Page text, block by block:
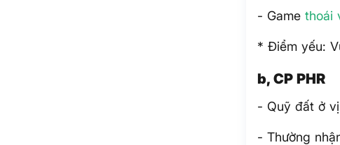
- Gamethoái
* Điểm yếu:
b, CP PHR
- Quỹ đất ở
- Thường